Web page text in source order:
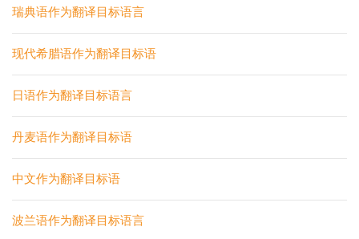
瑞典语作为翻译目标语言
现代希腊语作为翻译目标语
日语作为翻译目标语言
丹麦语作为翻译目标语
中文作为翻译目标语
波兰语作为翻译目标语言